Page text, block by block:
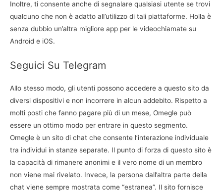
Inoltre, ti consente anche di segnalare qualsiasi utente se trovi
qualcuno che non è adatto all’utilizzo di tali piattaforme. Holla è
senza dubbio un’altra migliore app per le videochiamate su
Android e iOS.
Seguici Su Telegram
Allo stesso modo, gli utenti possono accedere a questo sito da
diversi dispositivi e non incorrere in alcun addebito. Rispetto a
molti posti che fanno pagare più di un mese, Omegle può
essere un ottimo modo per entrare in questo segmento.
Omegle è un sito di chat che consente l’interazione individuale
tra individui in stanze separate. Il punto di forza di questo sito è
la capacità di rimanere anonimi e il vero nome di un membro
non viene mai rivelato. Invece, la persona dall’altra parte della
chat viene sempre mostrata come “estranea”. Il sito fornisce